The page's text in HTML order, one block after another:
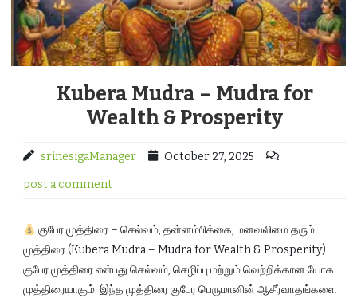
Kubera Mudra – Mudra for
Wealth & Prosperity
srinesigaManager October 27, 2025
post a comment
குபேர முத்திரை – செல்வம், தன்னம்பிக்கை, மனவலிமை தரும்
முத்திரை (Kubera Mudra – Mudra for Wealth & Prosperity)
குபேர முத்திரை என்பது செல்வம், செழிப்பு மற்றும் வெற்றிக்கான யோக
முத்திரையாகும். இந்த முத்திரை குபேர பெருமானின் ஆசீர்வாதங்களை